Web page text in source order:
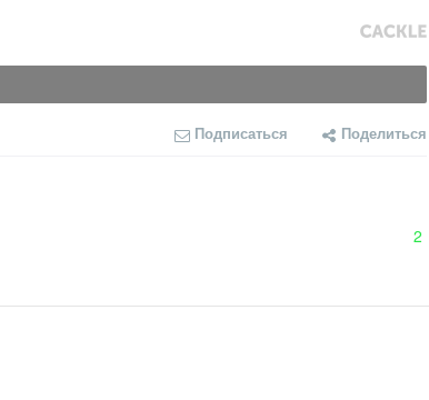
Подписаться Поделиться
2